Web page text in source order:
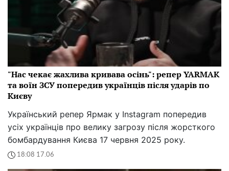
"Нас чекає жахлива кривава осінь": репер YARMAK
та воїн ЗСУ попередив українців після ударів по
Києву
Український репер Ярмак у Instagram попередив
усіх українців про велику загрозу після жорсткого
бомбардування Києва 17 червня 2025 року.
18:08 17.06